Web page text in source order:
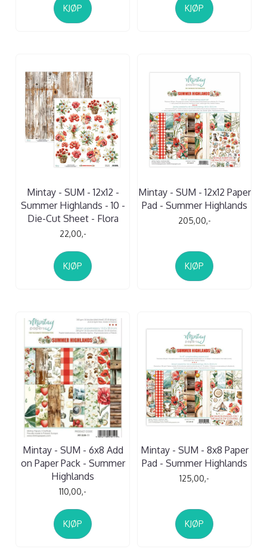
KJØP KJØP
Mintay - SUM - 12x12 -
Summer Highlands - 10 -
Die-Cut Sheet - Flora
22,00,-
KJØP
Mintay - SUM - 12x12 Paper
Pad - Summer Highlands
205,00,-
KJØP
Mintay - SUM - 6x8 Add
on Paper Pack - Summer
Highlands
110,00,-
KJØP
Mintay - SUM - 8x8 Paper
Pad - Summer Highlands
125,00,-
KJØP